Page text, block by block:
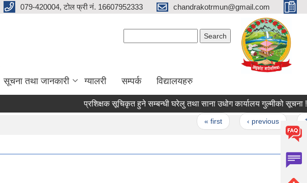
079-420004, टोल फ्री नं. 16607952333 chandrakotrmun@gmail.com
सूचना तथा जानकारी ग्यालरी सम्पर्क विद्यालयहरु
प्रशिक्षक सूचिकृत हुने सम्बन्धी घरेलु तथा साना उधोग कार्यालय गुल्मीको सूचना !!!
‹ previous